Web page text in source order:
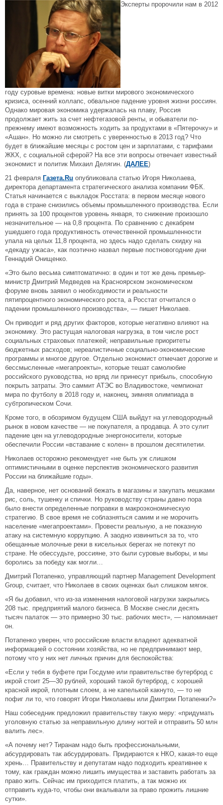
Эксперты пророчили нам в 2012
году суровые времена: новые витки мирового экономического
кризиса, осенний коллапс, обвальное падение уровня жизни россиян.
Однако мировая экономика удержалась на плаву, Россия
продолжает жить за счет нефтегазовой ренты, и обыватели по-
прежнему имеют возможность ходить за продуктами в «Пятерочку» и
«Ашан». Но можно ли смотреть с уверенностью в 2013 год? Что
будет в ближайшие месяцы с ростом цен и зарплатами, с тарифами
ЖКХ, с социальной сферой? На все эти вопросы отвечает известный
экономист и политик Михаил Делягин. (ДАЛЕЕ)
21 февраля Газета.Ru опубликовала статью Игоря Николаева,
директора департамента стратегического анализа компании ФБК.
Статья начинается с выкладок Росстата: в первом месяце нового
года в стране снизились объемы промышленного производства. Если
принять за 100 процентов уровень января, то снижение произошло
незначительное — на 0,8 процента. По сравнению с декабрем
ушедшего года продуктивность отечественной промышленности
упала на целых 11,8 процента, но здесь надо сделать скидку на
«декаду ужаса», как поэтично назвал первые постновогодние дни
Геннадий Онищенко.
«Это было весьма симптоматично: в один и тот же день премьер-
министр Дмитрий Медведев на Красноярском экономическом
форуме вновь заявил о необходимости и реальности
пятипроцентного экономического роста, а Росстат отчитался о
падении промышленного производства», — пишет Николаев.
Он приводит и ряд других факторов, которые негативно влияют на
экономику. Это растущая налоговая нагрузка, в том числе рост
социальных страховых платежей; неправильные приоритеты
бюджетных расходов; нереалистичные социально-экономические
программы и многое другое. Отдельно экономист отмечает дорогие и
бессмысленные «мегапроекты», которые тешат самолюбие
российского руководства, но вряд ли принесут прибыль, способную
покрыть затраты. Это саммит АТЭС во Владивостоке, чемпионат
мира по футболу в 2018 году и, наконец, зимняя олимпиада в
субтропическом Сочи.
Кроме того, в обозримом будущем США выйдут на углеводородный
рынок в новом качестве — не покупателя, а продавца. А это сулит
падение цен на углеводородные энергоносители, которые
обеспечили России «вставание с колен» в прошлом десятилетии.
Николаев осторожно рекомендует «не быть уж слишком
оптимистичными в оценке перспектив экономического развития
России на ближайшие годы».
Да, наверное, нет оснований бежать в магазины и закупать мешками
рис, соль, тушенку и спички. Но руководству страны давно пора
было внести определенные поправки в макроэкономическую
стратегию. В свое время не соблазняться самим и не морочить
население «мегапроектами». Провести реальную, а не показную
атаку на системную коррупцию. А заодно извиниться за то, что
обещанные молочные реки в кисельных берегах не потекут по
стране. Не обессудьте, россияне, это были суровые выборы, и мы
боролись за победу как могли…
Дмитрий Потапенко, управляющий партнер Management Development
Group, считает, что Николаев в своих оценках был слишком мягок.
«Я бы добавил, что из-за изменения налоговой нагрузки закрылись
208 тыс. предприятий малого бизнеса. В Москве снесли десять
тысяч палаток — это примерно 30 тыс. рабочих мест», — напоминает
он.
Потапенко уверен, что российские власти владеют адекватной
информацией о состоянии хозяйства, но не предпринимают мер,
потому что у них нет личных причин для беспокойства:
«Если у тебя в буфете при Госдуме или правительстве бутерброд с
икрой стоит 25—30 рублей, хороший такой бутерброд, с хорошей
красной икрой, плотным слоем, а не капелькой какнуто, — то не
пофиг ли то, что говорят Игори Николаевы или Дмитрии Потапенки?»
Наш собеседник предложил правительству такую меру: «придумать
уголовную статью за неправильную длину ногтей и отправить 50 млн
валить лес».
«А почему нет? Тиранам надо быть профессиональными,
абсурдировать так абсурдировать. Придираются к НКО, какая-то еще
хрень… Правительству и депутатам надо подходить креативнее к
тому, как граждан можно лишить имущества и заставить работать за
право жить. Сейчас им приходится платить, а так можно их
отправить куда-то, чтобы они вкалывали за право прожить лишние
сутки».